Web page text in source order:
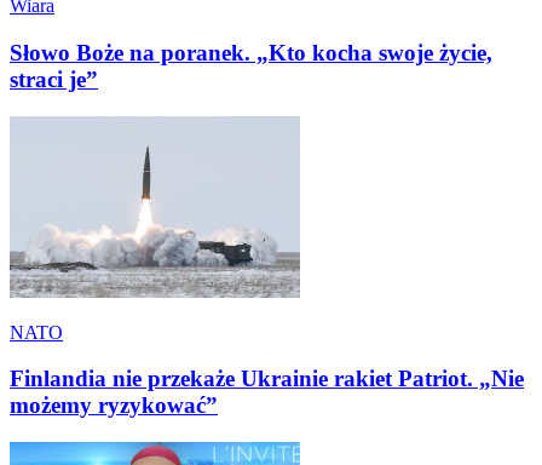
Wiara
Słowo Boże na poranek. „Kto kocha swoje życie,
straci je”
NATO
Finlandia nie przekaże Ukrainie rakiet Patriot. „Nie
możemy ryzykować”